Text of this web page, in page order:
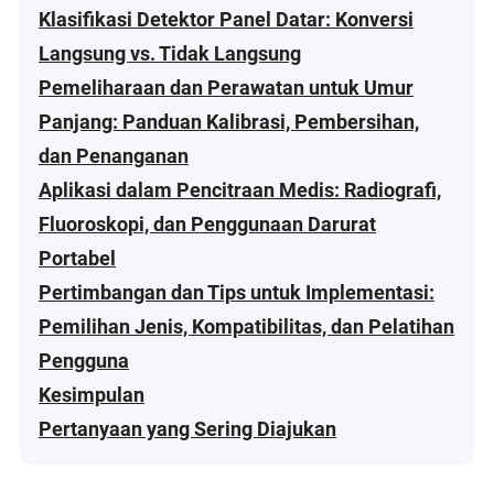
Klasifikasi Detektor Panel Datar: Konversi
Langsung vs. Tidak Langsung
Pemeliharaan dan Perawatan untuk Umur
Panjang: Panduan Kalibrasi, Pembersihan,
dan Penanganan
Aplikasi dalam Pencitraan Medis: Radiografi,
Fluoroskopi, dan Penggunaan Darurat
Portabel
Pertimbangan dan Tips untuk Implementasi:
Pemilihan Jenis, Kompatibilitas, dan Pelatihan
Pengguna
Kesimpulan
Pertanyaan yang Sering Diajukan